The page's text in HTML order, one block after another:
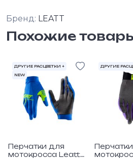
Бренд: LEATT
Похожие
Перчатки для
мотокросса Leatt
ДРУГИЕ РАСЦВЕТКИ +
NEW
ДРУГИЕ